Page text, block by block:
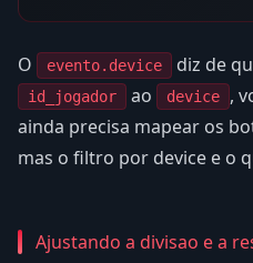
O evento.device diz de
id_jogador ao device
,
ainda precisa mapear os
mas o filtro por device e o
Ajustando a divisao e a